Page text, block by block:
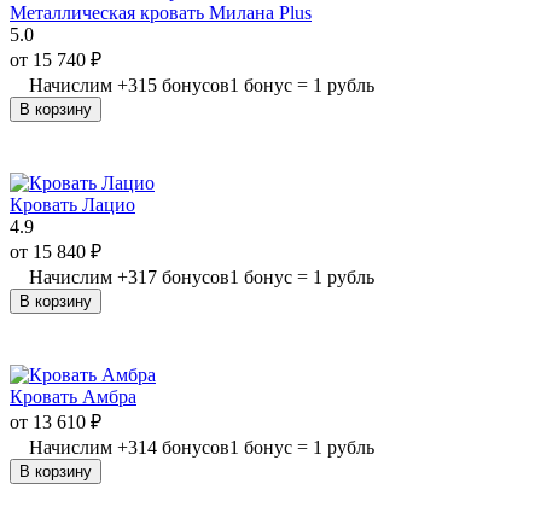
Металлическая кровать Милана Plus
5.0
от 15 740 ₽
Начислим +315 бонусов1 бонус = 1 рубль
В корзину
Кровать Лацио
4.9
от 15 840 ₽
Начислим +317 бонусов1 бонус = 1 рубль
В корзину
Кровать Амбра
от 13 610 ₽
Начислим +314 бонусов1 бонус = 1 рубль
В корзину